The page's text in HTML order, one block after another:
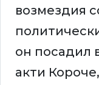
возмездия
он посадил
акти